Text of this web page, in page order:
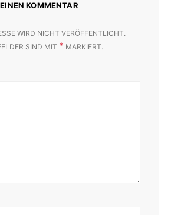
KOMMENTAR
WIRD NICHT VERÖFFENTLICHT.
SIND MIT * MARKIERT.